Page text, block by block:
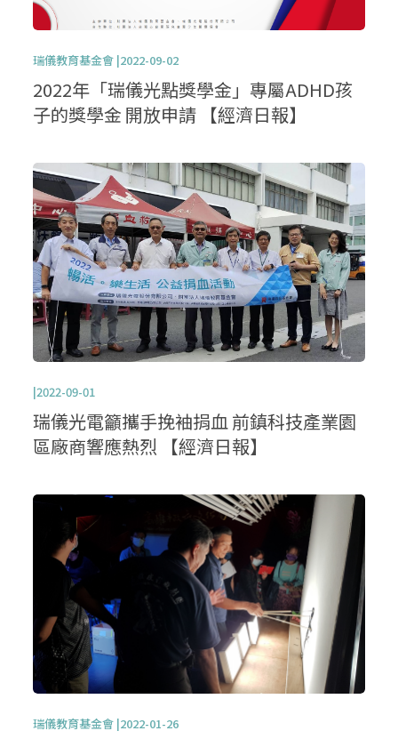
瑞儀教育基金會 |2022-09-02
2022年「瑞儀光點獎學金」專屬ADHD孩
子的獎學金 開放申請 【經濟日報】
|2022-09-01
瑞儀光電籲攜手挽袖捐血 前鎮科技產業園
區廠商響應熱烈 【經濟日報】
瑞儀教育基金會 |2022-01-26